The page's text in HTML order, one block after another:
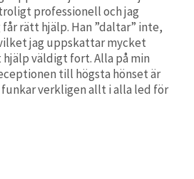
professionell och jag
rätt hjälp. Han ”daltar” inte,
jag uppskattar mycket
väldigt fort. Alla på min
till högsta hönset är
verkligen allt i alla led för